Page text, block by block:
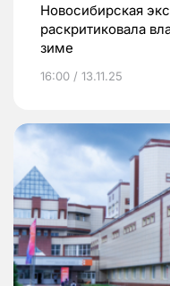
Новосибирская
раскритиковала
зиме
16:00 / 13.11.25